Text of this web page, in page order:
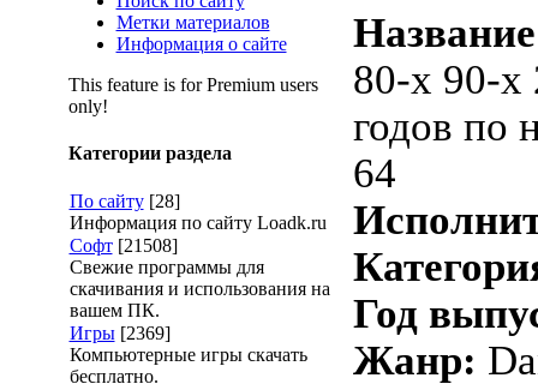
Метки материалов
Информация о сайте
This feature is for Premium users
only!
Категории раздела
По сайту [28]
Информация по сайту Loadk.ru
Софт [21508]
Свежие программы для
скачивания и использования на
вашем ПК.
Игры [2369]
Компьютерные игры скачать
бесплатно.
80-х 90-х
годов по
64
Год
Жанр: